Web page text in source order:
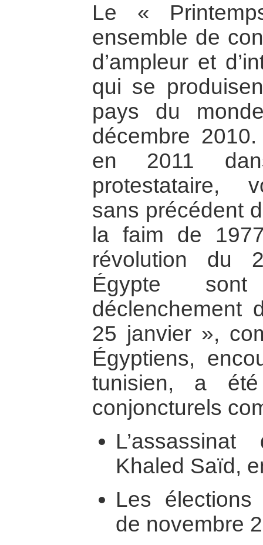
Le «
ensemble de
d’ampleur et
qui se
pays du
décembre
en 2011
protestataire,
sans précédent
la faim de
révolution du
Égypte
déclenchement
25 janvier »,
Égyptiens,
tunisien, a
conjoncturels
Khaled Saïd,
Les élections
de novembre